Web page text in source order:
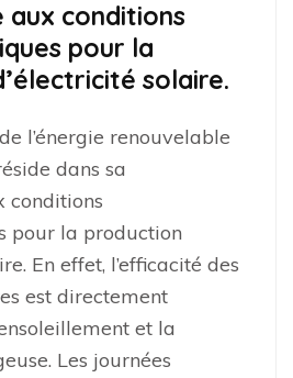
aux conditions
pour la
solaire.
l’énergie renouvelable
dans sa
conditions
pour la production
En effet, l’efficacité des
est directement
et la
Les journées